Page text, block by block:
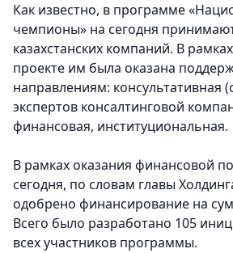
Как известно, в программе
чемпионы» на сегодня
казахстанских компаний. В
проекте им была оказана
направлениям: консультативная
экспертов консалтинговой
финансовая, институциональная.
В рамках оказания финансовой
сегодня, по словам главы
одобрено финансирование на
Всего было разработано 105
всех участников программы.